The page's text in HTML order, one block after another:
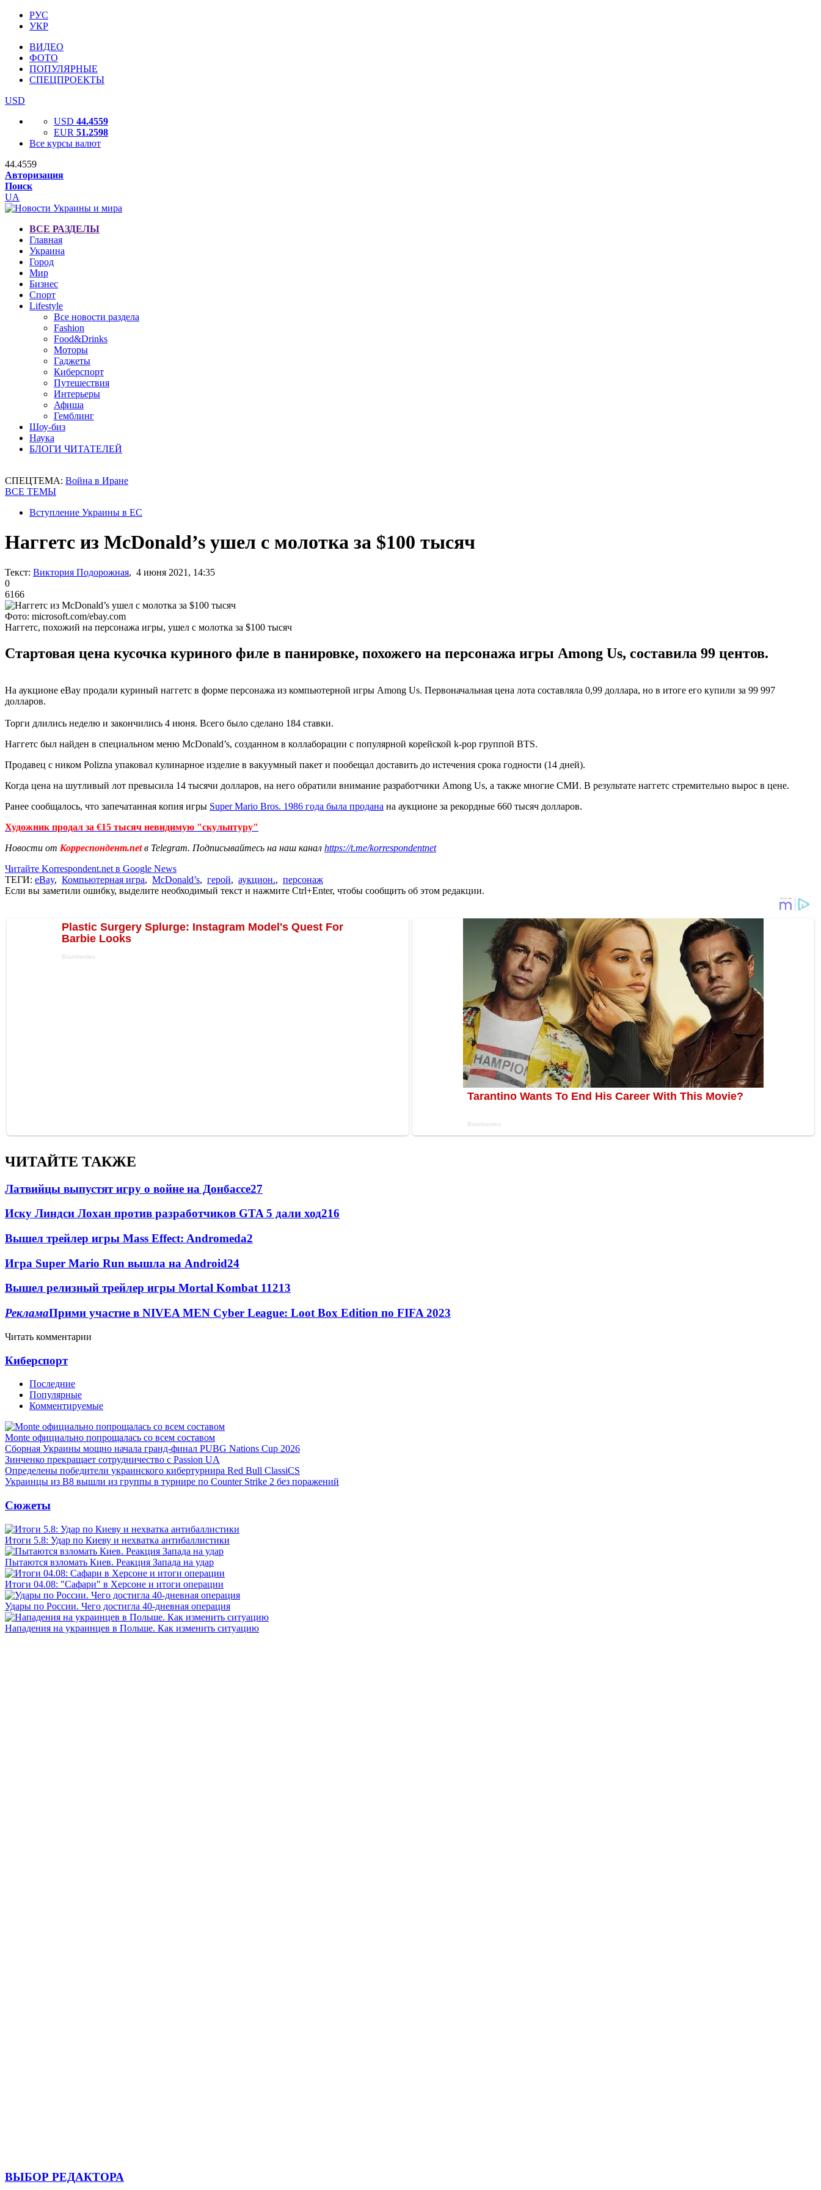
РУС
УКР
ВИДЕО
ФОТО
ПОПУЛЯРНЫЕ
СПЕЦПРОЕКТЫ
USD
USD 44.4559
EUR 51.2598
Все курсы валют
44.4559
Авторизация
Поиск
UA
ВСЕ РАЗДЕЛЫ
Главная
Украина
Город
Мир
Бизнес
Спорт
Lifestyle
Все новости раздела
Fashion
Food&Drinks
Моторы
Гаджеты
Киберспорт
Путешествия
Интерьеры
Афиша
Гемблинг
Шоу-биз
Наука
БЛОГИ ЧИТАТЕЛЕЙ
СПЕЦТЕМА: Война в Иране
ВСЕ ТЕМЫ
Вступление Украины в ЕС
Наггетс из McDonald’s ушел с молотка за $100 тысяч
Текст: Виктория Подорожная, 4 июня 2021, 14:35
0
6166
Фото: microsoft.com/ebay.com
Наггетс, похожий на персонажа игры, ушел с молотка за $100 тысяч
Стартовая цена кусочка куриного филе в панировке, похожего на персонажа игры Among Us, составила 99 центов.
На аукционе eBay продали куриный наггетс в форме персонажа из компьютерной игры Among Us. Первоначальная цена лота составляла 0,99 доллара, но в итоге его купили за 99 997
долларов.
Торги длились неделю и закончились 4 июня. Всего было сделано 184 ставки.
Наггетс был найден в специальном меню McDonald’s, созданном в коллаборации с популярной корейской k-pop группой BTS.
Продавец с ником Polizna упаковал кулинарное изделие в вакуумный пакет и пообещал доставить до истечения срока годности (14 дней).
Когда цена на шутливый лот превысила 14 тысячи долларов, на него обратили внимание разработчики Among Us, а также многие СМИ. В результате наггетс стремительно вырос в цене.
Ранее сообщалось, что запечатанная копия игры Super Mario Bros. 1986 года была продана на аукционе за рекордные 660 тысяч долларов.
Художник продал за €15 тысяч невидимую "скульптуру"
Новости от Корреспондент.netв Telegram. Подписывайтесь на наш канал https://t.me/korrespondentnet
Читайте Korrespondent.net в Google News
ТЕГИ: eBay, Компьютерная игра, McDonald’s, герой, аукцион., персонаж
Если вы заметили ошибку, выделите необходимый текст и нажмите Ctrl+Enter, чтобы сообщить об этом редакции.
ЧИТАЙТЕ ТАКЖЕ
Латвийцы выпустят игру о войне на Донбассе27
Иску Линдси Лохан против разработчиков GTA 5 дали ход216
Вышел трейлер игры Mass Effect: Andromeda2
Игра Super Mario Run вышла на Android24
Вышел релизный трейлер игры Mortal Kombat 11213
РекламаПрими участие в NIVEA MEN Cyber League: Loot Box Edition по FIFA 2023
Читать комментарии
Киберспорт
Последние
Популярные
Комментируемые
Monte официально попрощалась со всем составом
Сборная Украины мощно начала гранд-финал PUBG Nations Cup 2026
Зинченко прекращает сотрудничество с Passion UA
Определены победители украинского кибертурнира Red Bull ClassiCS
Украинцы из B8 вышли из группы в турнире по Counter Strike 2 без поражений
Сюжеты
Итоги 5.8: Удар по Киеву и нехватка антибаллистики
Пытаются взломать Киев. Реакция Запада на удар
Итоги 04.08: "Сафари" в Херсоне и итоги операции
Удары по России. Чего достигла 40-дневная операция
Нападения на украинцев в Польше. Как изменить ситуацию
ВЫБОР РЕДАКТОРА